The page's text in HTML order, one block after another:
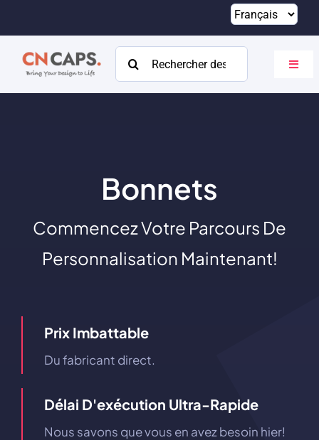
contenu
Rechercher:
Bonnets
Commencez Votre Parcours De
Personnalisation Maintenant!
Prix ​​imbattable
Du fabricant direct.
Délai D'exécution Ultra-Rapide
Nous savons que vous en avez besoin hier!